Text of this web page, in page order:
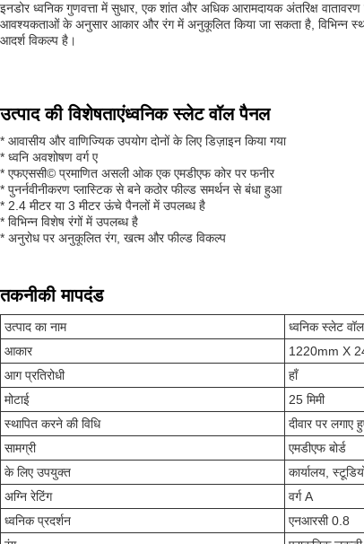
इनडोर ध्वनिक गुणवत्ता में सुधार, एक शांत और अधिक आरामदायक अंतरिक्ष
आवश्यकताओं के अनुसार आकार और रंग में अनुकूलित किया जा सकता है, विभिन्न
आदर्श विकल्प है।
उत्पाद की विशेषताएंध्वनिक स्लेट वॉल पैनल
* आवासीय और वाणिज्यिक उपयोग दोनों के लिए डिज़ाइन किया गया
* ध्वनि अवशोषण वर्ग ए
* एफएससी© प्रमाणित असली ओक एक एमडीएफ कोर पर फनीर
* पुनर्नवीनीकरण प्लास्टिक से बने कठोर फील्ड समर्थन से बंधा हुआ
* 2.4 मीटर या 3 मीटर ऊंचे पैनलों में उपलब्ध है
* विभिन्न विशेष रंगों में उपलब्ध है
* अनुरोध पर अनुकूलित रंग, खत्म और फील्ड विकल्प
तकनीकी मापदंड
उत्पाद का नाम
ध्वनिक स्लेट
आकार
1220mm X
आग प्रतिरोधी
हाँ
मोटाई
25 मिमी
स्थापित करने की विधि
दीवार पर लगाए
सामग्री
एमडीएफ बोर्ड
के लिए उपयुक्त
कार्यालय,
अग्नि रेटिंग
वर्ग A
ध्वनिक प्रदर्शन
एनआरसी 0.8